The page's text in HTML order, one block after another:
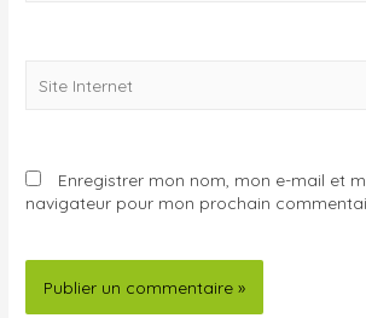
Internet
Enregistrer mon nom, mon e-mail et
navigateur pour mon prochain